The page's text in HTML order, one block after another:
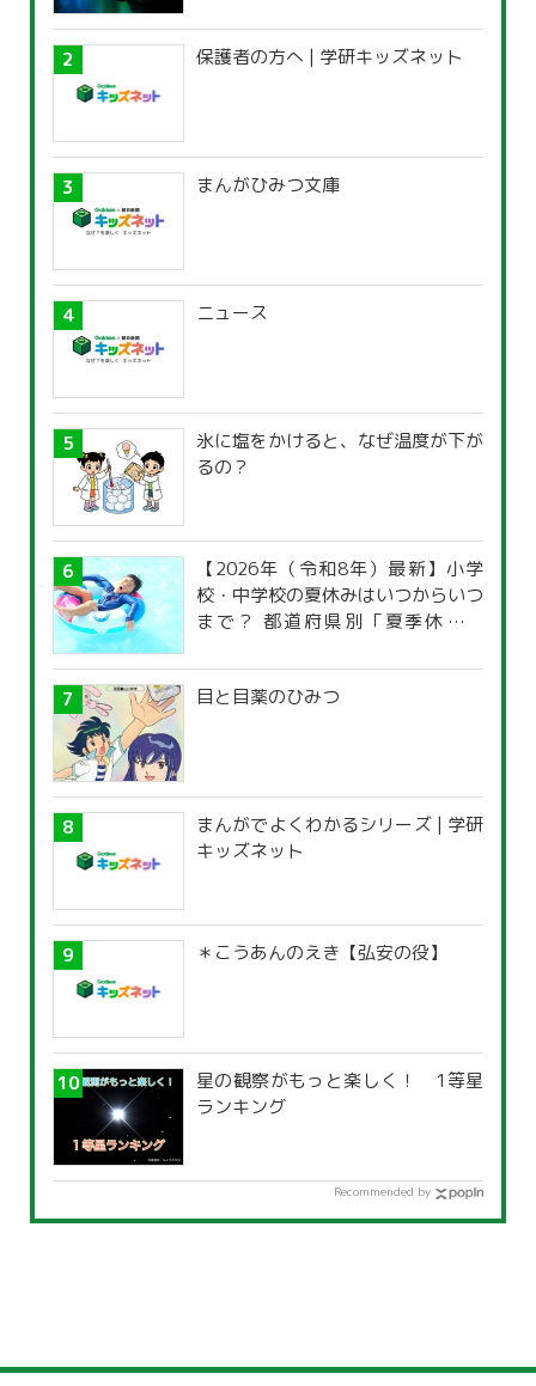
保護者の方へ | 学研キッズネット
まんがひみつ文庫
ニュース
氷に塩をかけると、なぜ温度が下が
るの？
【2026年（令和8年）最新】小学
校・中学校の夏休みはいつからいつ
まで？ 都道府県別「夏季休暇一
目と目薬のひみつ
まんがでよくわかるシリーズ | 学研
キッズネット
＊こうあんのえき【弘安の役】
星の観察がもっと楽しく！ 1等星
ランキング
Recommended by